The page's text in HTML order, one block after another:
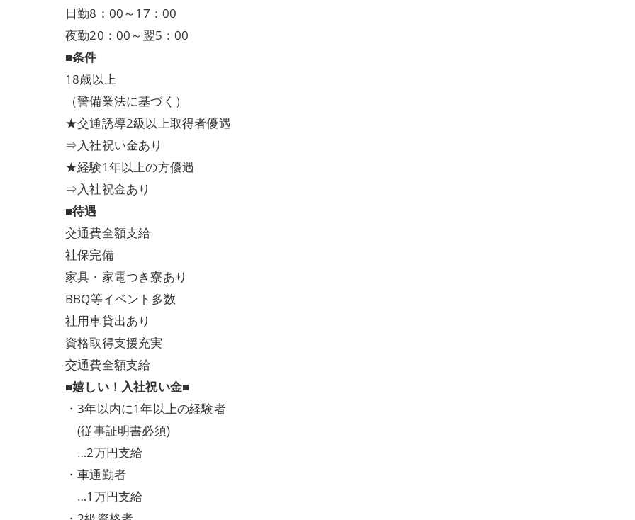
日勤8：00～17：00
夜勤20：00～翌5：00
■条件
18歳以上
（警備業法に基づく）
★交通誘導2級以上取得者優遇
⇒入社祝い金あり
★経験1年以上の方優遇
⇒入社祝金あり
■待遇
交通費全額支給
社保完備
家具・家電つき寮あり
BBQ等イベント多数
社用車貸出あり
資格取得支援充実
交通費全額支給
■嬉しい！入社祝い金■
・3年以内に1年以上の経験者
(従事証明書必須)
…2万円支給
・車通勤者
…1万円支給